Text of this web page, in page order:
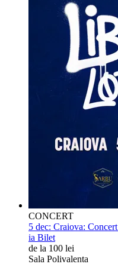
CONCERT
5 dec: Craiova: Concert
ia Bilet
de la 100 lei
Sala Polivalenta